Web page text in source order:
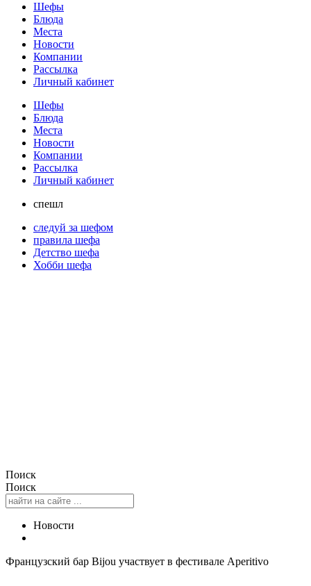
Шефы
Блюда
Места
Новости
Компании
Рассылка
Личный кабинет
Шефы
Блюда
Места
Новости
Компании
Рассылка
Личный кабинет
спешл
следуй за шефом
правила шефа
Детство шефа
Хобби шефа
Поиск
Поиск
Новости
Французский бар Bijou участвует в фестивале Aperitivo